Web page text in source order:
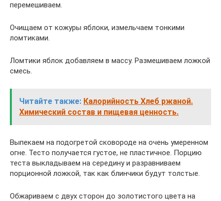
перемешиваем.
Очищаем от кожуры яблоки, измельчаем тонкими
ломтиками.
Ломтики яблок добавляем в массу. Размешиваем ложкой
смесь.
Читайте также: Калорийность Хлеб ржаной.
Химический состав и пищевая ценность.
Выпекаем на подогретой сковороде на очень умеренном
огне. Тесто получается густое, не пластичное. Порцию
теста выкладываем на середину и разравниваем
порционной ложкой, так как блинчики будут толстые.
Обжариваем с двух сторон до золотистого цвета на